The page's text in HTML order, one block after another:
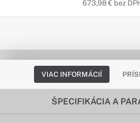
673,98 € bez
VIAC INFORMÁCIÍ
ŠPECIFIKÁCIA A